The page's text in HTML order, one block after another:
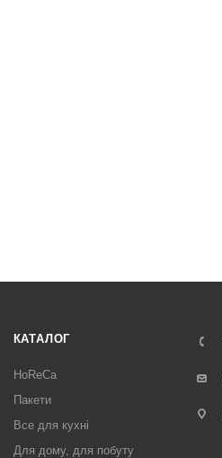
КАТАЛОГ
HoReCa
Пакети
Все для кухні
Для дому, для побуту